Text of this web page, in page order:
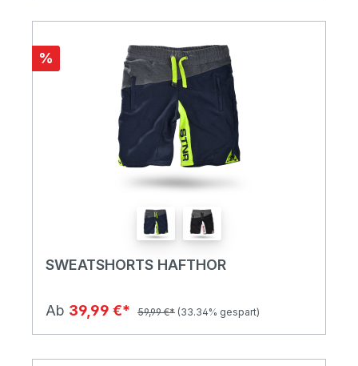
%
SWEATSHORTS HAFTHOR
Ab 39,99 €* 59,99 €* (33.34% gespart)